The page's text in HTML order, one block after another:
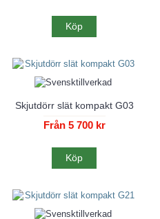
Köp
Skjutdörr slät kompakt G03
Från 5 700 kr
Köp